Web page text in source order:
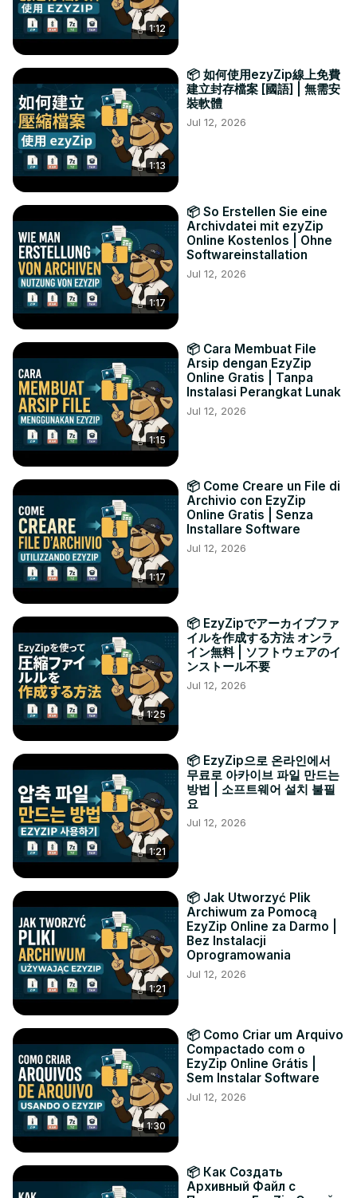
1:12
1:13
📦 如何使用ezyZip線上免費
建立封存檔案 [國語] | 無需安
裝軟體
Jul 12, 2026
1:17
📦 So Erstellen Sie eine
Archivdatei mit ezyZip
Online Kostenlos | Ohne
Softwareinstallation
Jul 12, 2026
1:15
📦 Cara Membuat File
Arsip dengan EzyZip
Online Gratis | Tanpa
Instalasi Perangkat Lunak
Jul 12, 2026
1:17
📦 Come Creare un File di
Archivio con EzyZip
Online Gratis | Senza
Installare Software
Jul 12, 2026
1:25
📦 EzyZipでアーカイブファ
イルを作成する方法 オンラ
イン無料 | ソフトウェアのイ
ンストール不要
Jul 12, 2026
1:21
📦 EzyZip으로 온라인에서
무료로 아카이브 파일 만드는
방법 | 소프트웨어 설치 불필
요
Jul 12, 2026
1:21
📦 Jak Utworzyć Plik
Archiwum za Pomocą
EzyZip Online za Darmo |
Bez Instalacji
Oprogramowania
Jul 12, 2026
1:30
📦 Como Criar um Arquivo
Compactado com o
EzyZip Online Grátis |
Sem Instalar Software
Jul 12, 2026
📦 Как Создать
Архивный Файл с